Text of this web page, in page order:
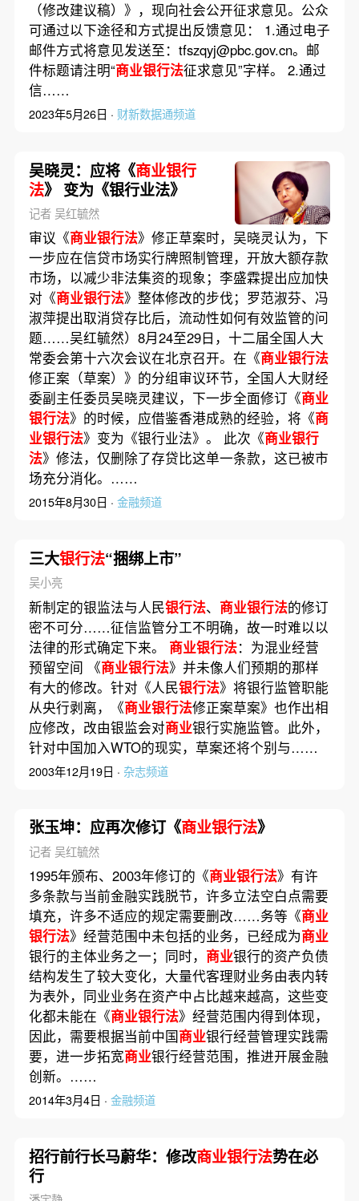
（修改建议稿）》，现向社会公开征求意见。公众
可通过以下途径和方式提出反馈意见： 1.通过电子
邮件方式将意见发送至：tfszqyj@pbc.gov.cn。邮
件标题请注明“商业银行法征求意见”字样。 2.通过
信……
2023年5月26日 · 财新数据通频道
吴晓灵：应将《商业银行
法》 变为《银行业法》
记者 吴红毓然
审议《商业银行法》修正草案时，吴晓灵认为，下
一步应在信贷市场实行牌照制管理，开放大额存款
市场，以减少非法集资的现象；李盛霖提出应加快
对《商业银行法》整体修改的步伐；罗范淑芬、冯
淑萍提出取消贷存比后，流动性如何有效监管的问
题……吴红毓然）8月24至29日，十二届全国人大
常委会第十六次会议在北京召开。在《商业银行法
修正案（草案）》的分组审议环节，全国人大财经
委副主任委员吴晓灵建议，下一步全面修订《商业
银行法》的时候，应借鉴香港成熟的经验，将《商
业银行法》变为《银行业法》。 此次《商业银行
法》修法，仅删除了存贷比这单一条款，这已被市
场充分消化。……
2015年8月30日 · 金融频道
三大银行法“捆绑上市”
吴小亮
新制定的银监法与人民银行法、 商业银行法的修订
密不可分……征信监管分工不明确，故一时难以以
法律的形式确定下来。 商业银行法：为混业经营
预留空间 《商业银行法》并未像人们预期的那样
有大的修改。针对《人民银行法》将银行监管职能
从央行剥离，《商业银行法修正案草案》也作出相
应修改，改由银监会对商业银行实施监管。此外，
针对中国加入WTO的现实，草案还将个别与……
2003年12月19日 · 杂志频道
张玉坤：应再次修订《商业银行法》
记者 吴红毓然
1995年颁布、2003年修订的《商业银行法》有许
多条款与当前金融实践脱节，许多立法空白点需要
填充，许多不适应的规定需要删改……务等《商业
银行法》经营范围中未包括的业务，已经成为商业
银行的主体业务之一；同时， 商业银行的资产负债
结构发生了较大变化，大量代客理财业务由表内转
为表外，同业业务在资产中占比越来越高，这些变
化都未能在《商业银行法》经营范围内得到体现，
因此，需要根据当前中国商业银行经营管理实践需
要，进一步拓宽商业银行经营范围，推进开展金融
创新。……
2014年3月4日 · 金融频道
招行前行长马蔚华：修改商业银行法势在必
行